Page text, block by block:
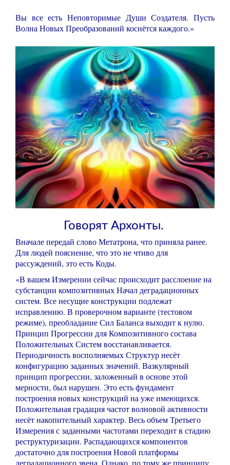
Вы все есть Неповторимые Души Создателя. Пусть
Волна Новых Преобразований коснётся каждого.»
Говорят Архонты.
Вначале передай слово Метатрона, что приняла ранее.
Для людей пояснение, что это не чтиво для
рассуждений, это есть Коды.
«В вашем Измерении сейчас происходит расслоение на
субстанции композитивных Начал деградационных
систем. Все несущие конструкции подлежат
исправлению. В проверочном варианте (тестовом
режиме), преобладание Сил Баланса выходит к нулю.
Принцип Прогрессии для Композитивного состава
Положительных Систем восстанавливается.
Периодичность восполняемых Структур несёт
конфигурацию заданных значений. Вазкулярный
принцип прогрессии, заложенный в основе этой
мерности, был нарушен. Это есть фундамент
построения новых конструкций на уже имеющихся.
Положительная градация частот волновой активности
несёт накопительный характер. Весь объем Третьего
Измерения с заданными частотами переходит в стадию
реструктуризации. Распадающихся компонентов
достаточно для построения Новой платформы
деградационного звена. Однако, по тому же принципу,